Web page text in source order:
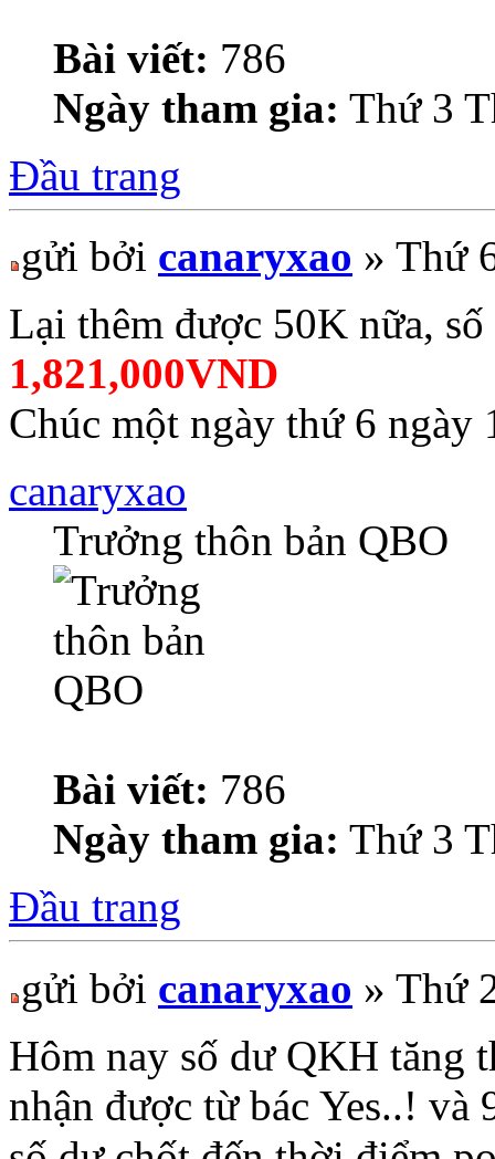
Bài viết: 786
Ngày tham gia: Thứ 3
Đầu trang
gửi bởi canaryxao » Thứ
Lại thêm được 50K nữa,
1,821,000VND
Chúc một ngày thứ 6 ngày
canaryxao
Trưởng thôn bản QBO
Bài viết: 786
Ngày tham gia: Thứ 3
Đầu trang
gửi bởi canaryxao » Thứ
Hôm nay số dư QKH tăng
nhận được từ bác Yes..!